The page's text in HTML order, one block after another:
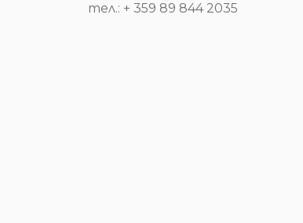
тел.: + 359 89 844 2035